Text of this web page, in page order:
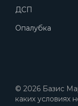
ДСП
Опалубка
© 2026 Базис
каких условиях